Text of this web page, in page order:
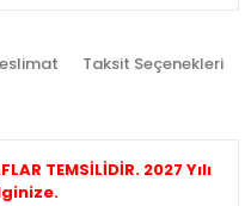
Taksit Seçenekleri
TEMSİLİDİR. 2027 Yılı